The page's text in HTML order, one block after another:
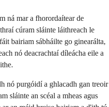
ná mar a fhorordaítear de
cúram sláinte láithreach le
bairiam sábháilte go ginearálta,
nó deacrachtaí díleácha eile a
nó purgóidí a ghlacadh gan treoir
sláinte an scéal a mheas agus